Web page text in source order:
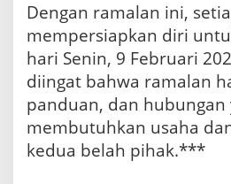
Dengan ramalan ini,
mempersiapkan diri
hari Senin, 9 Februari
diingat bahwa ramalan
panduan, dan hubungan
membutuhkan usaha
kedua belah pihak.***